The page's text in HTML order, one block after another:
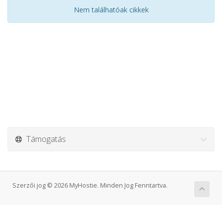
Nem találhatóak cikkek
Támogatás
Szerzői jog © 2026 MyHostie. Minden Jog Fenntartva.